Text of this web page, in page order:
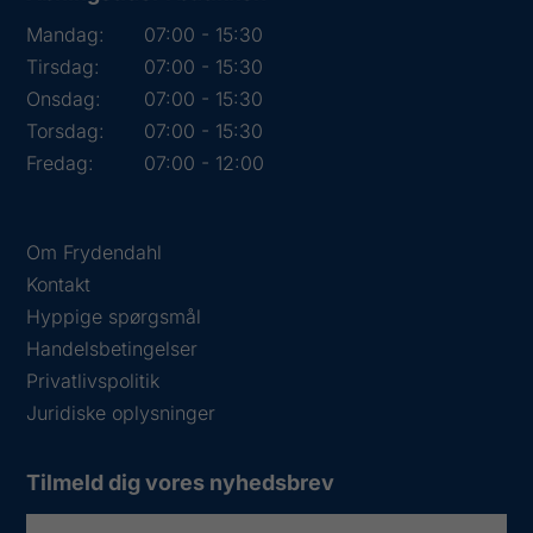
Mandag:
07:00 - 15:30
Tirsdag:
07:00 - 15:30
Onsdag:
07:00 - 15:30
Torsdag:
07:00 - 15:30
Fredag:
07:00 - 12:00
Om Frydendahl
Kontakt
Hyppige spørgsmål
Handelsbetingelser
Privatlivspolitik
Juridiske oplysninger
Tilmeld dig vores nyhedsbrev